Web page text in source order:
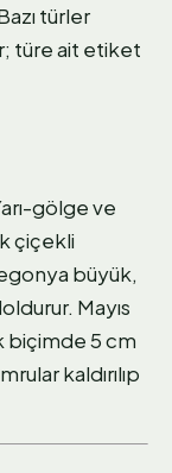
türler
türe ait etiket
gölge ve
çiçekli
büyük,
Mayıs
biçimde 5 cm
kaldırılıp